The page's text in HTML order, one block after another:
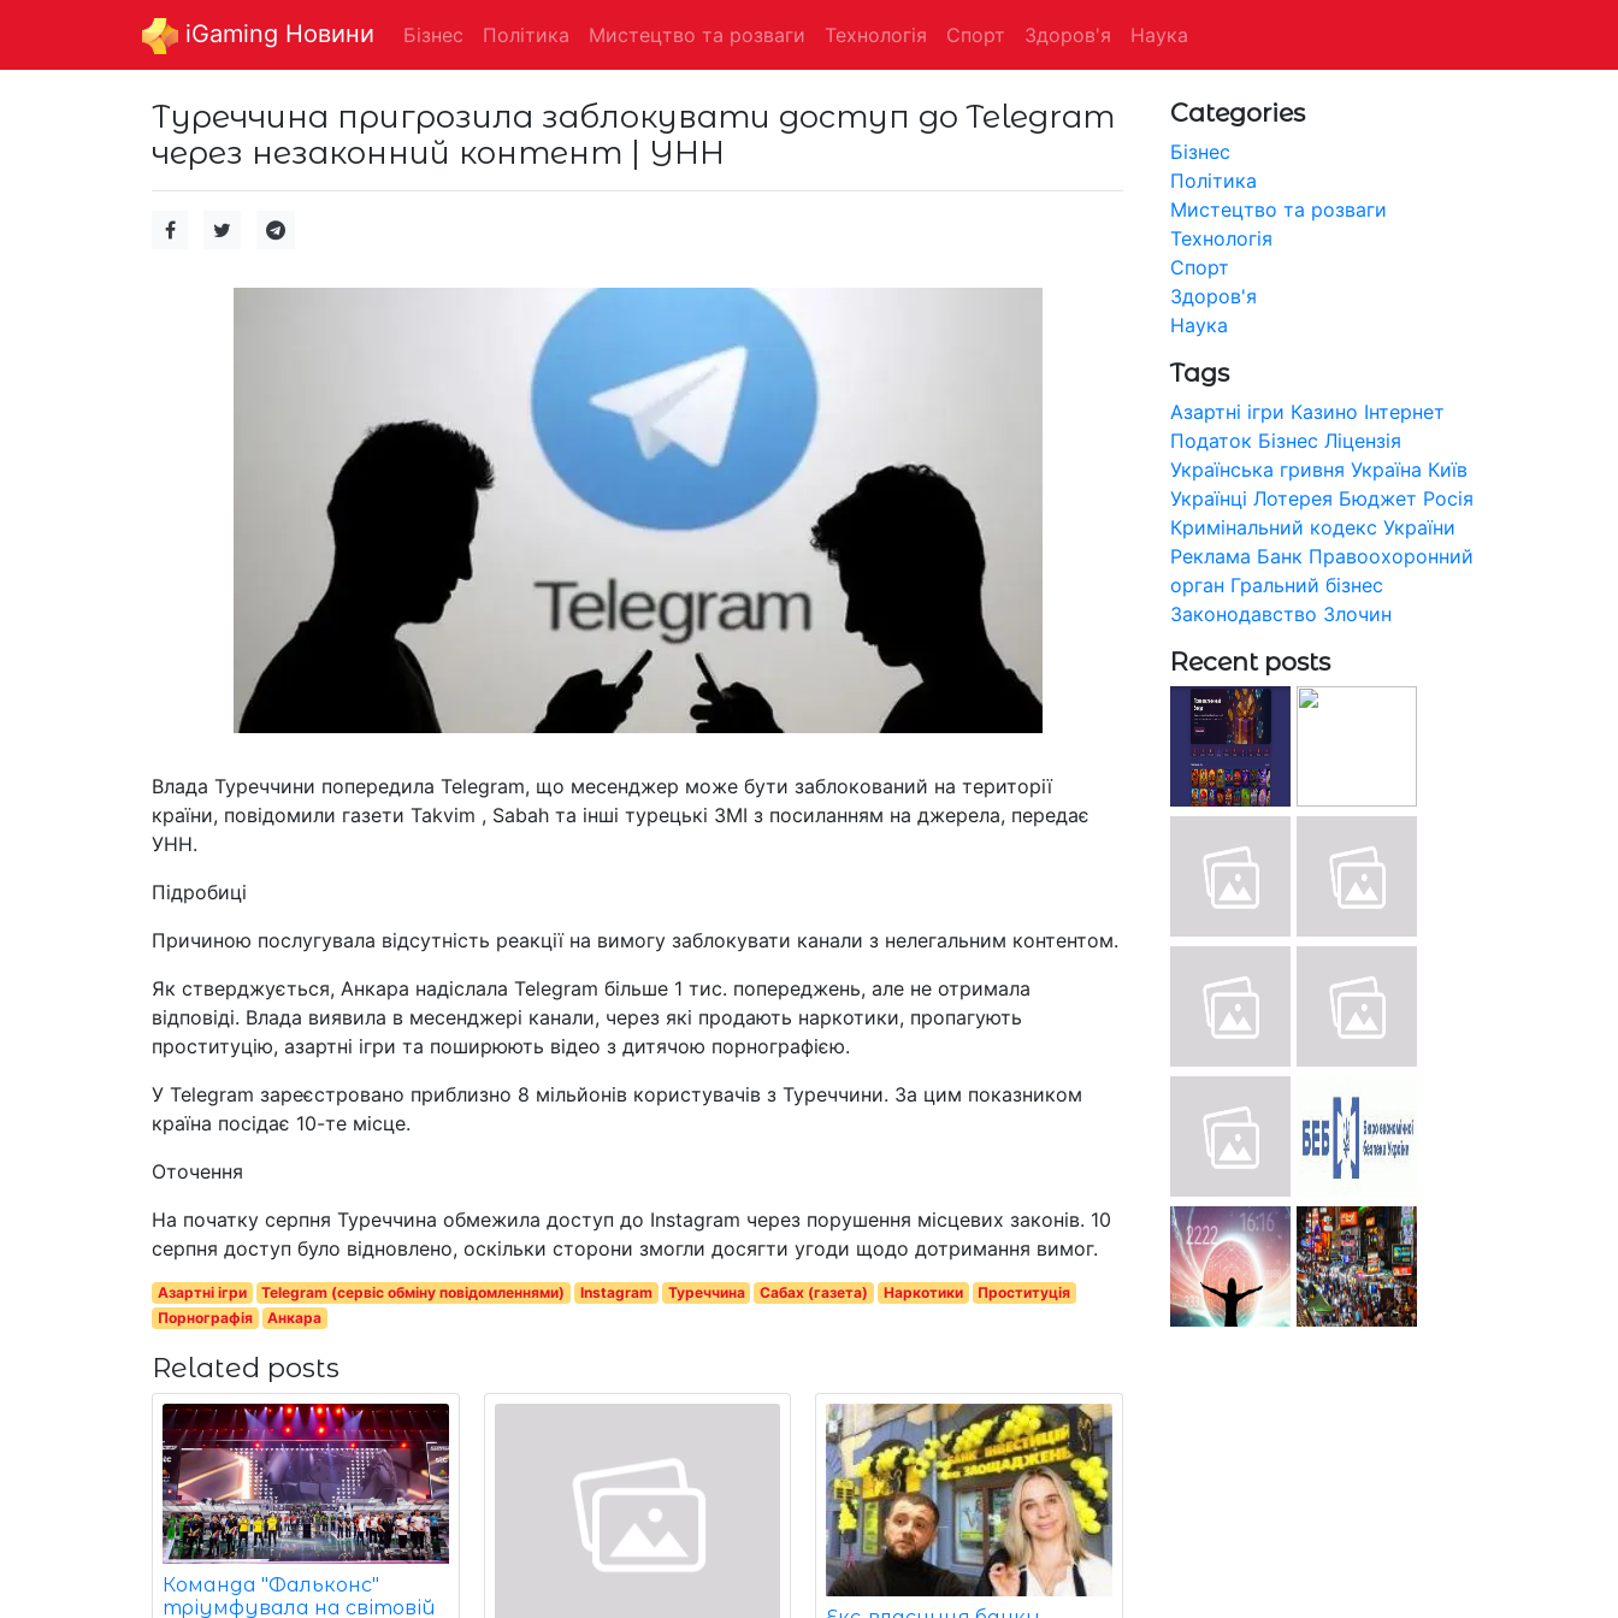
iGaming Новини Бізнес Політика Мистецтво та розваги Технологія Спорт Здоров'я Наука
Туреччина пригрозила заблокувати доступ до Telegram
через незаконний контент | УНН
Влада Туреччини попередила Telegram, що месенджер може бути заблокований на території
країни, повідомили газети Takvim , Sabah та інші турецькі ЗМІ з посиланням на джерела, передає
УНН.
Підробиці
Причиною послугувала відсутність реакції на вимогу заблокувати канали з нелегальним контентом.
Як стверджується, Анкара надіслала Telegram більше 1 тис. попереджень, але не отримала
відповіді. Влада виявила в месенджері канали, через які продають наркотики, пропагують
проституцію, азартні ігри та поширюють відео з дитячою порнографією.
У Telegram зареєстровано приблизно 8 мільйонів користувачів з Туреччини. За цим показником
країна посідає 10-те місце.
Оточення
На початку серпня Туреччина обмежила доступ до Instagram через порушення місцевих законів. 10
серпня доступ було відновлено, оскільки сторони змогли досягти угоди щодо дотримання вимог.
Азартні ігри Telegram (сервіс обміну повідомленнями) Instagram Туреччина Сабах (газета) Наркотики
Проституція
Порнографія
Анкара
Related posts
Команда "Фальконс"
тріумфувала на світовій
Categories
Бізнес
Політика
Мистецтво та розваги
Технологія
Спорт
Здоров'я
Наука
Tags
Азартні ігри Казино Інтернет
Податок Бізнес Ліцензія
Українська гривня Україна Київ
Українці Лотерея Бюджет Росія
Кримінальний кодекс України
Реклама Банк Правоохоронний
орган Гральний бізнес
Законодавство Злочин
Recent posts